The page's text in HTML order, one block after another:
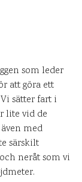
som leder
att göra ett
sätter fart i
lite vid de
med
särskilt
neråt som vi